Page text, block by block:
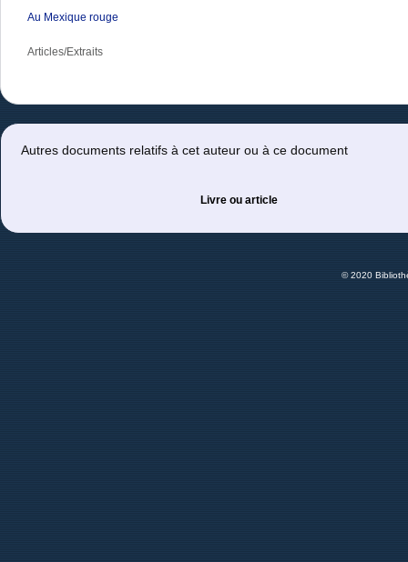
Au Mexique rouge
Articles/Extraits
Autres documents relatifs à cet auteur ou à ce document
Livre ou article
© 2020